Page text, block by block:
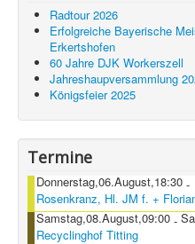
Radtour 2026
Erfolgreiche Bayerische
Erkertshofen
60 Jahre DJK Workerszell
Jahreshaupversammlung
Königsfeier 2025
Termine
Donnerstag,06.August,18:30 -
Rosenkranz, Hl. JM f. +
Samstag,08.August,09:00 -
Recyclinghof Titting